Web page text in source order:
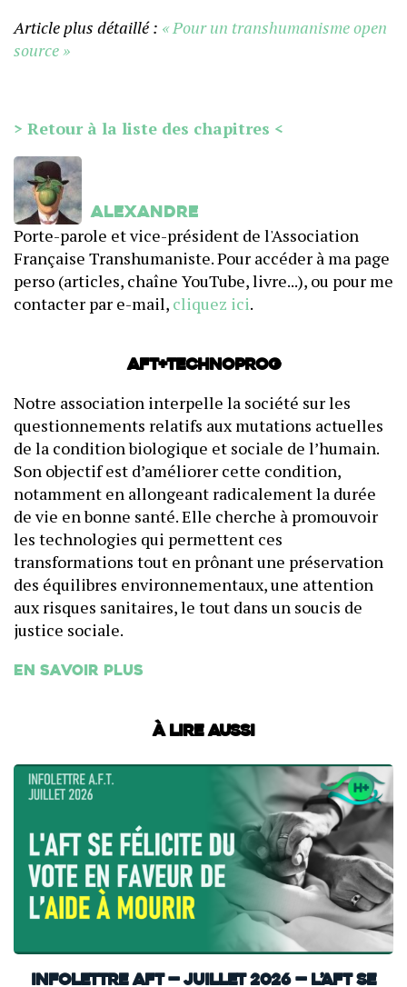
Article plus détaillé : « Pour un transhumanisme open
source »
> Retour à la liste des chapitres <
Alexandre
Porte-parole et vice-président de l'Association
Française Transhumaniste. Pour accéder à ma page
perso (articles, chaîne YouTube, livre...), ou pour me
contacter par e-mail, cliquez ici.
AFT+Technoprog
Notre association interpelle la société sur les
questionnements relatifs aux mutations actuelles
de la condition biologique et sociale de l’humain.
Son objectif est d’améliorer cette condition,
notamment en allongeant radicalement la durée
de vie en bonne santé. Elle cherche à promouvoir
les technologies qui permettent ces
transformations tout en prônant une préservation
des équilibres environnementaux, une attention
aux risques sanitaires, le tout dans un soucis de
justice sociale.
En savoir plus
À lire aussi
INFOLETTRE AFT — JUILLET 2026 — L’AFT SE